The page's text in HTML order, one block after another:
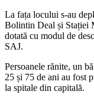
La fața locului s-au
Bolintin Deal și Stației
dotată cu modul de
SAJ.
Persoanele rănite, un
25 și 75 de ani au fost
la spitale din capitală.